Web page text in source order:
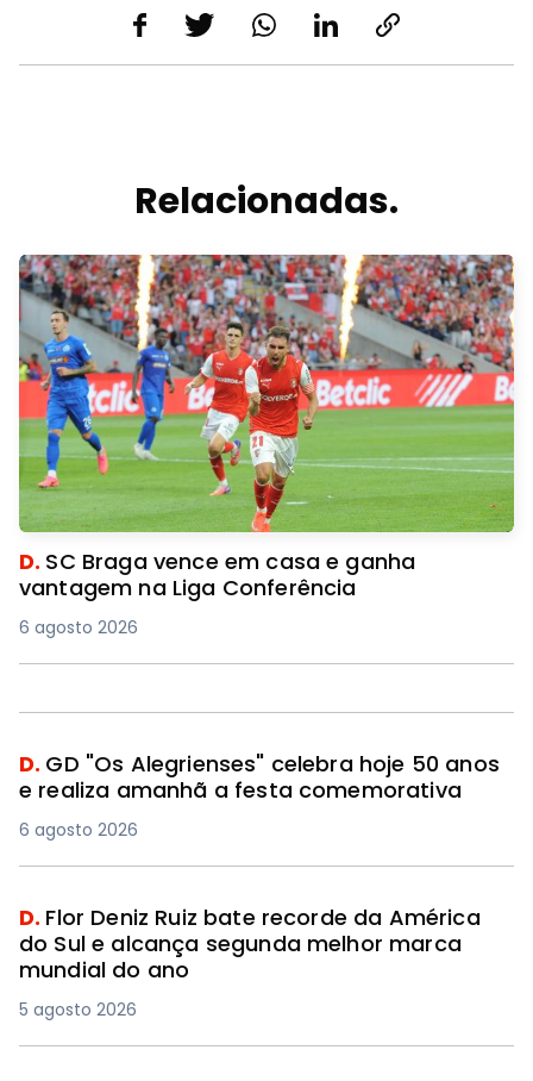
Relacionadas.
D. SC Braga vence em casa e ganha
vantagem na Liga Conferência
6 agosto 2026
D. GD "Os Alegrienses" celebra hoje 50 anos
e realiza amanhã a festa comemorativa
6 agosto 2026
D. Flor Deniz Ruiz bate recorde da América
do Sul e alcança segunda melhor marca
mundial do ano
5 agosto 2026